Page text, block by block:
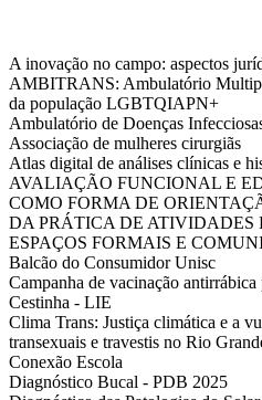
A inovação no campo: aspectos
AMBITRANS: Ambulatório
da população LGBTQIAPN+
Ambulatório de Doenças
Associação de mulheres cirurgiãs
Atlas digital de análises clínicas e
AVALIAÇÃO FUNCIONAL E
COMO FORMA DE
DA PRÁTICA DE ATIVIDADES
ESPAÇOS FORMAIS E
Balcão do Consumidor Unisc
Campanha de vacinação antirrábica
Cestinha - LIE
Clima Trans: Justiça climática e a
transexuais e travestis no Rio
Conexão Escola
Diagnóstico Bucal - PDB 2025